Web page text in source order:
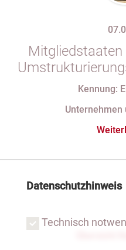
indirekten
Kennung:
Unternehmen
Datenschutzhinweis
Technisch